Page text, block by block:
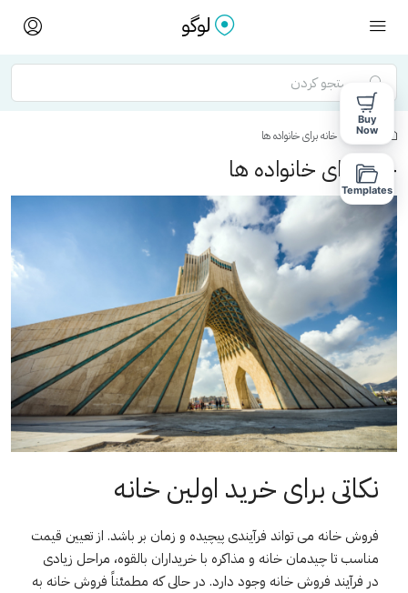
خانه خانه برای خانواده ها
خانه برای خانواده ها
نکاتی برای خرید اولین خانه
فروش خانه می تواند فرآیندی پیچیده و زمان بر باشد. از تعیین قیمت
مناسب تا چیدمان خانه و مذاکره با خریداران بالقوه، مراحل زیادی
در فرآیند فروش خانه وجود دارد. در حالی که مطمئناً فروش خانه به
Buy
Now
Templates